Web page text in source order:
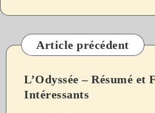
Article précédent
L’Odyssée – Résumé et
Intéressants